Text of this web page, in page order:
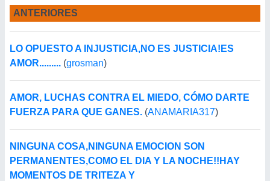
ANTERIORES
LO OPUESTO A INJUSTICIA,NO ES JUSTICIA!ES
AMOR......... (grosman)
AMOR, LUCHAS CONTRA EL MIEDO, CÓMO DARTE
FUERZA PARA QUE GANES. (ANAMARIA317)
NINGUNA COSA,NINGUNA EMOCION SON
PERMANENTES,COMO EL DIA Y LA NOCHE!!HAY
MOMENTOS DE TRITEZA Y